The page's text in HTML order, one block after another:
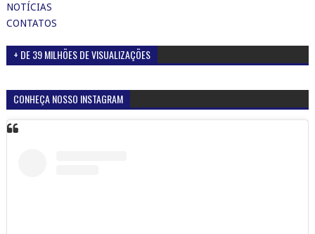
NOTÍCIAS
CONTATOS
+ DE 39 MILHÕES DE VISUALIZAÇÕES
CONHEÇA NOSSO INSTAGRAM